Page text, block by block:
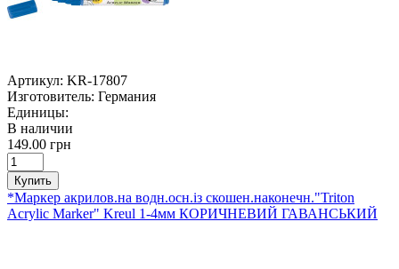
Артикул: KR-17807
Изготовитель: Германия
Единицы:
В наличии
149.00 грн
Купить
*Маркер акрилов.на водн.осн.із скошен.наконечн."Triton
Acrylic Marker" Kreul 1-4мм КОРИЧНЕВИЙ ГАВАНСЬКИЙ